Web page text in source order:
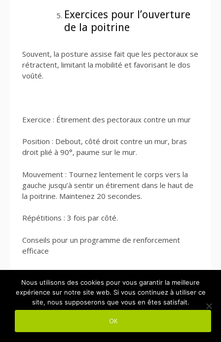
Exercices pour l’ouverture
de la poitrine
Souvent, la posture assise fait que les pectoraux se
rétractent, limitant la mobilité et favorisant le dos
voûté.
Exercice : Étirement des pectoraux contre un mur
Position : Debout, côté droit contre un mur, bras
droit plié à 90°, paume sur le mur.
Mouvement : Tournez lentement le corps vers la
gauche jusqu’à sentir un étirement dans le haut de
la poitrine. Maintenez 20 secondes.
Répétitions : 3 fois par côté.
Conseils pour un programme de renforcement
efficace
Fréquence : pratiquer ces exercices 3 à 4 fois par
semaine pour de vrais résultats.
Progressivité : augmenter progressivement les
Nous utilisons des cookies pour vous garantir la meilleure
expérience sur notre site web. Si vous continuez à utiliser ce
site, nous supposerons que vous en êtes satisfait.
OK